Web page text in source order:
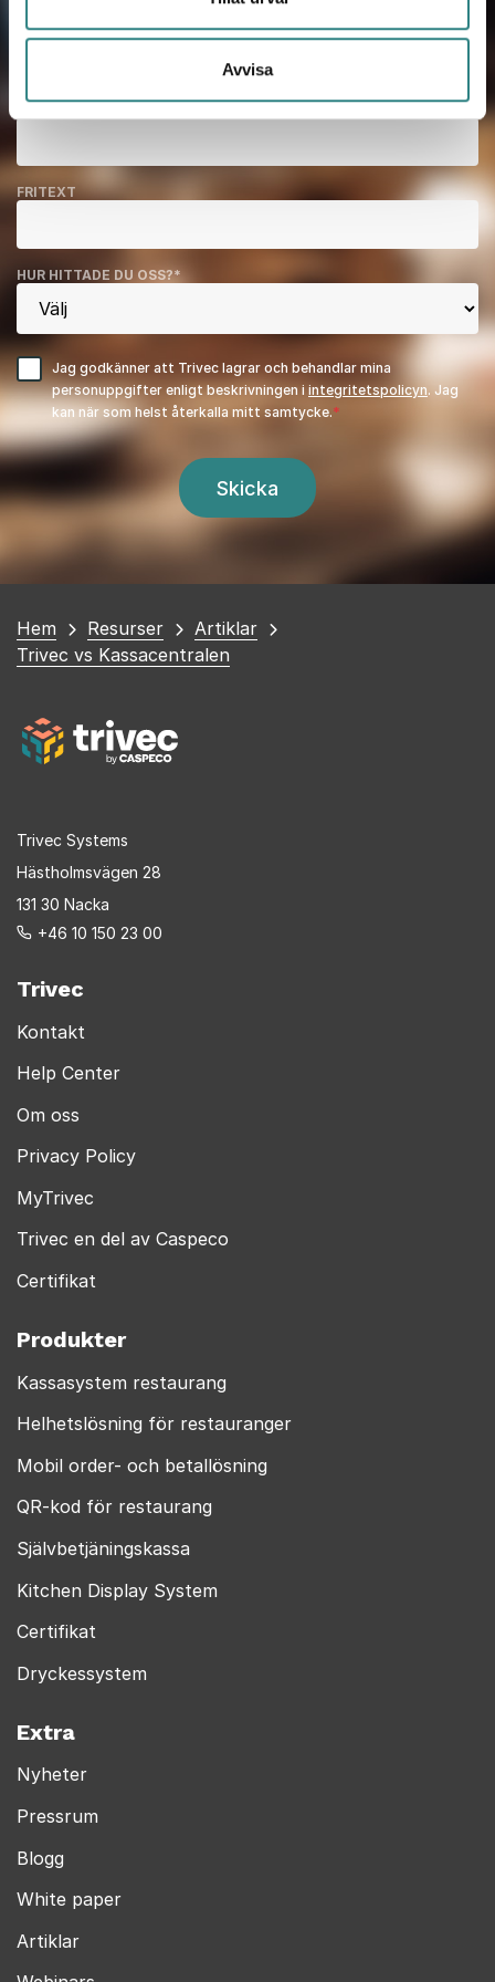
Avvisa
TELEFONNUMMER*
FRITEXT
HUR HITTADE DU OSS?*
Jag godkänner att Trivec lagrar och behandlar mina
personuppgifter enligt beskrivningen i integritetspolicyn. Jag
kan när som helst återkalla mitt samtycke.
Du
är
Hem Resurser
Artiklar
Trivec vs Kassacentralen
Trivec Systems
Hästholmsvägen 28
131 30 Nacka
+46 10 150 23 00
Trivec
Kontakt
Help Center
Om oss
Privacy Policy
MyTrivec
Trivec en del av Caspeco
Certifikat
Produkter
Kassasystem restaurang
Helhetslösning för restauranger
Mobil order- och betallösning
QR-kod för restaurang
Självbetjäningskassa
Kitchen Display System
Certifikat
Dryckessystem
Extra
Nyheter
Pressrum
Blogg
White paper
Artiklar